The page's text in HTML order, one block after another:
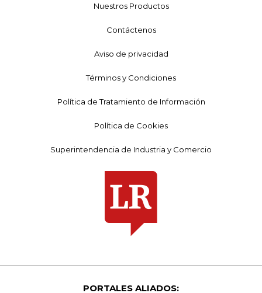
Nuestros Productos
Contáctenos
Aviso de privacidad
Términos y Condiciones
Política de Tratamiento de Información
Política de Cookies
Superintendencia de Industria y Comercio
PORTALES ALIADOS: